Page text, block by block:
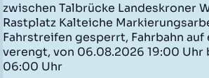
zwischen Talbrücke Landeskroner
Rastplatz Kalteiche
Fahrstreifen gesperrt, Fahrbahn auf
verengt, von 06.08.2026 19:00 Uhr
06:00 Uhr